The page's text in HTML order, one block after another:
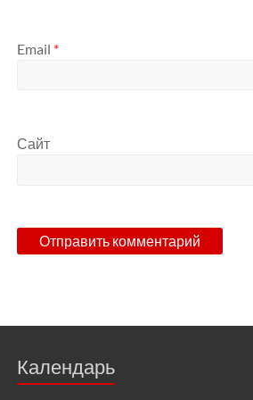
Email *
Сайт
Календарь